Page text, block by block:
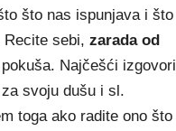
što nas ispunjava i što
Recite sebi, zarada od
Najčešći izgovori
svoju dušu i sl.
toga ako radite ono što